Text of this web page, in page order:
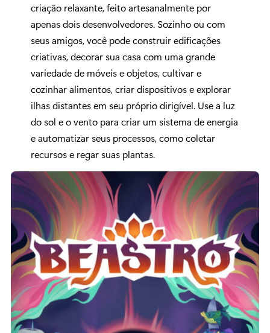
criação relaxante, feito artesanalmente por
apenas dois desenvolvedores. Sozinho ou com
seus amigos, você pode construir edificações
criativas, decorar sua casa com uma grande
variedade de móveis e objetos, cultivar e
cozinhar alimentos, criar dispositivos e explorar
ilhas distantes em seu próprio dirigível. Use a luz
do sol e o vento para criar um sistema de energia
e automatizar seus processos, como coletar
recursos e regar suas plantas.